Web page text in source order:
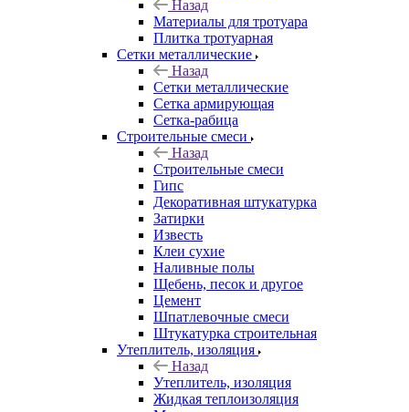
Назад
Материалы для тротуара
Плитка тротуарная
Сетки металлические
Назад
Сетки металлические
Сетка армирующая
Сетка-рабица
Строительные смеси
Назад
Строительные смеси
Гипс
Декоративная штукатурка
Затирки
Известь
Клеи сухие
Наливные полы
Щебень, песок и другое
Цемент
Шпатлевочные смеси
Штукатурка строительная
Утеплитель, изоляция
Назад
Утеплитель, изоляция
Жидкая теплоизоляция